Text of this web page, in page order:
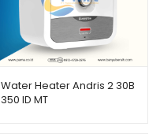
Water Heater Andris 2 30B
350 ID MT